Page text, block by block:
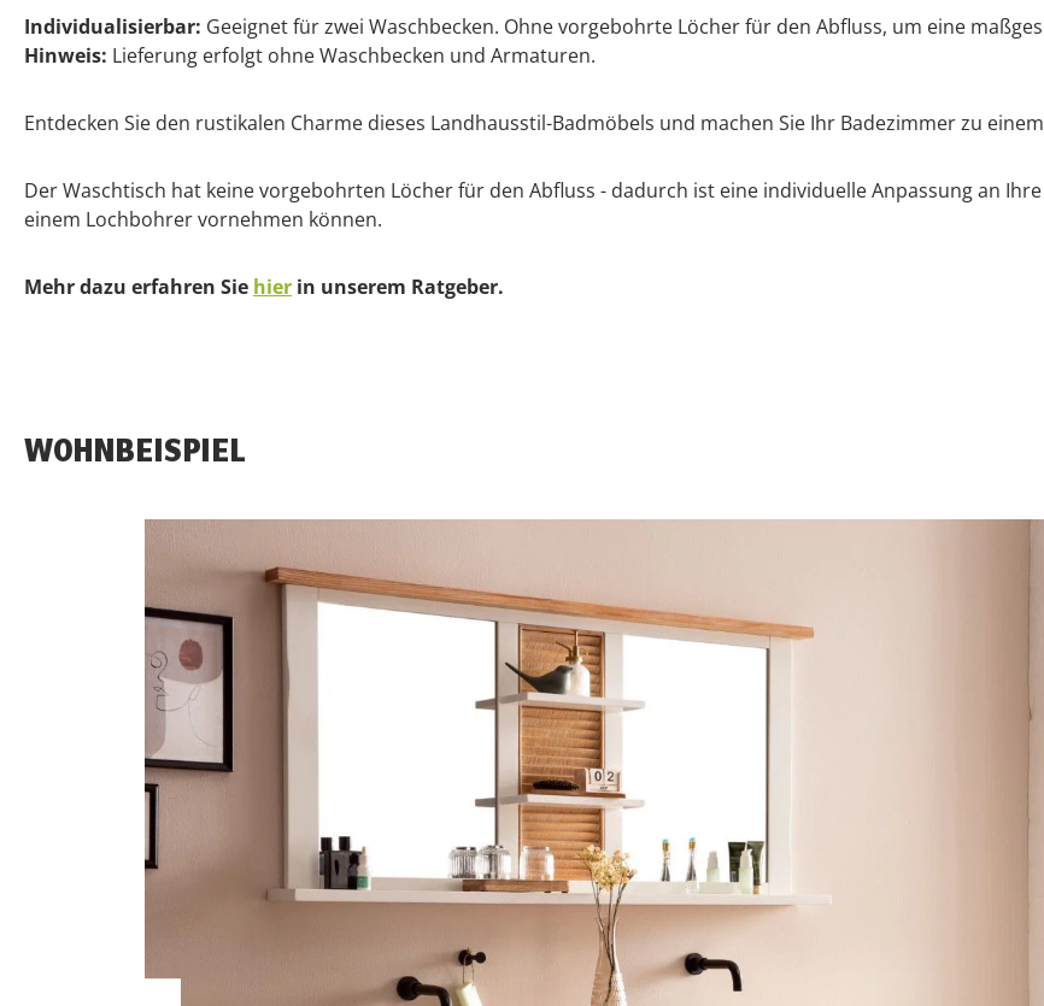
Individualisierbar: Geeignet für zwei Waschbecken. Ohne vorgebohrte Löcher für den Abfluss, um eine
Hinweis: Lieferung erfolgt ohne Waschbecken und Armaturen.
Entdecken Sie den rustikalen Charme dieses Landhausstil-Badmöbels und machen Sie Ihr Badezimmer zu
Der Waschtisch hat keine vorgebohrten Löcher für den Abfluss - dadurch ist eine individuelle Anpassung an
einem Lochbohrer vornehmen können.
Mehr dazu erfahren Sie hier in unserem Ratgeber.
WOHNBEISPIEL